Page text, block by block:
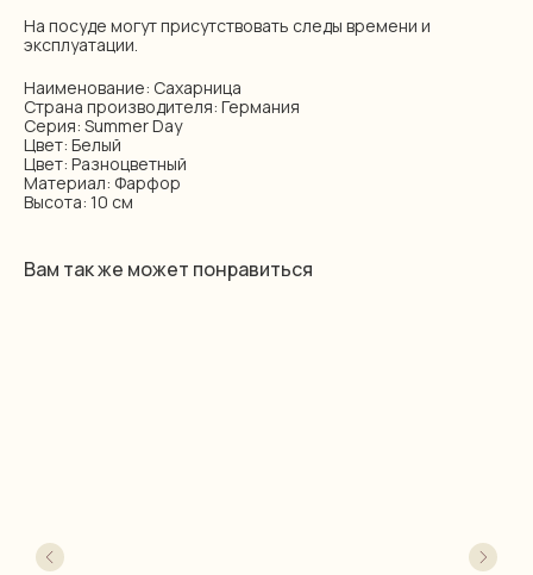
На посуде могут присутствовать следы времени и
эксплуатации.
Наименование: Сахарница
Страна производителя: Германия
Серия: Summer Day
Цвет: Белый
Цвет: Разноцветный
Материал: Фарфор
Высота: 10 см
Вам так же может понравиться